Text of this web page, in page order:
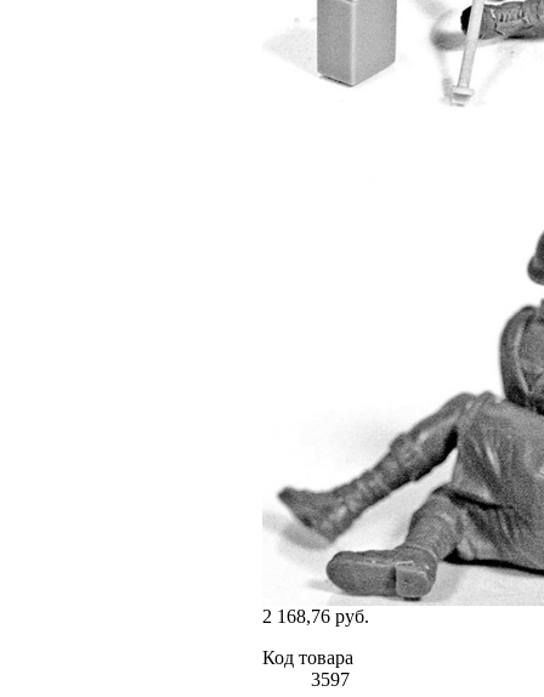
2 168,76 руб.
Код товара
3597